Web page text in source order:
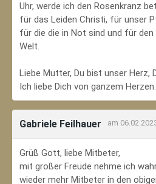
Uhr, werde ich den Rosenkranz
für das Leiden Christi, für unser
für die die in Not sind und für den
Welt.
Liebe Mutter, Du bist unser Herz,
Ich liebe Dich von ganzem Herzen.
Gabriele Feilhauer am
Grüß Gott, liebe Mitbeter,
mit großer Freude nehme ich
wieder mehr Mitbeter in den